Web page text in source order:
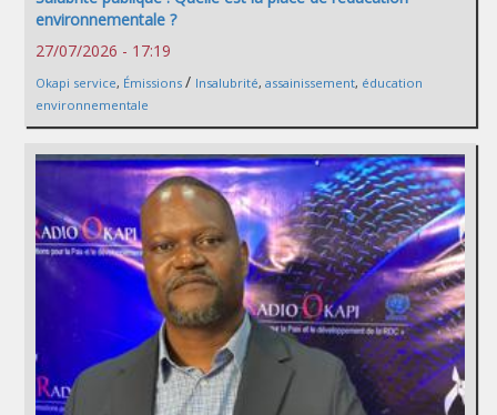
environnementale ?
27/07/2026 - 17:19
Okapi service, Émissions / Insalubrité, assainissement, éducation
environnementale